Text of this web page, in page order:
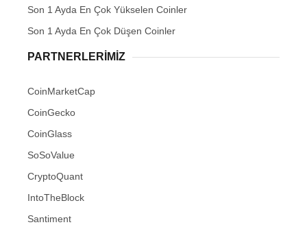
Son 1 Ayda En Çok Yükselen Coinler
Son 1 Ayda En Çok Düşen Coinler
PARTNERLERIMIZ
CoinMarketCap
CoinGecko
CoinGlass
SoSoValue
CryptoQuant
IntoTheBlock
Santiment